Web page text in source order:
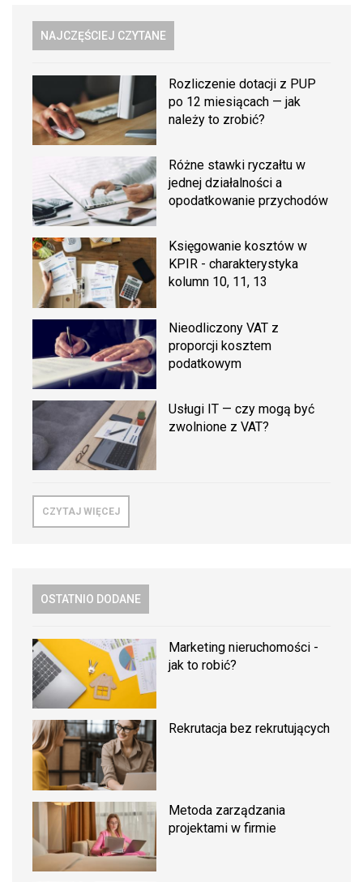
NAJCZĘŚCIEJ CZYTANE
Rozliczenie dotacji z PUP
po 12 miesiącach — jak
należy to zrobić?
Różne stawki ryczałtu w
jednej działalności a
opodatkowanie przychodów
Księgowanie kosztów w
KPIR - charakterystyka
kolumn 10, 11, 13
Nieodliczony VAT z
proporcji kosztem
podatkowym
Usługi IT — czy mogą być
zwolnione z VAT?
CZYTAJ WIĘCEJ
OSTATNIO DODANE
Marketing nieruchomości -
jak to robić?
Rekrutacja bez rekrutujących
Metoda zarządzania
projektami w firmie